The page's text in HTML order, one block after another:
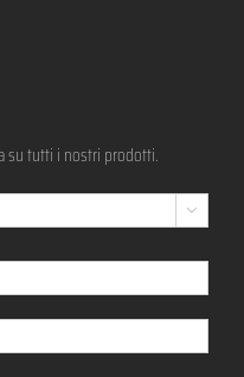
su tutti i nostri prodotti.
